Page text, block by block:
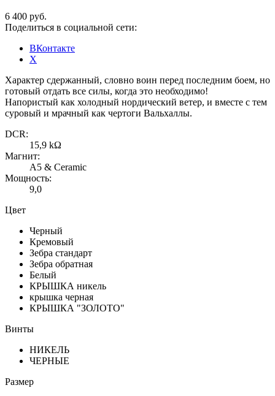
6 400 руб.
Поделиться в социальной сети:
ВКонтакте
X
Характер сдержанный, словно воин перед последним боем, но
готовый отдать все силы, когда это необходимо!
Напористый как холодный нордический ветер, и вместе с тем
суровый и мрачный как чертоги Вальхаллы.
DCR:
15,9 kΩ
Магнит:
A5 & Ceramic
Мощность:
9,0
Цвет
Черный
Кремовый
Зебра стандарт
Зебра обратная
Белый
КРЫШКА никель
крышка черная
КРЫШКА "ЗОЛОТО"
Винты
НИКЕЛЬ
ЧЕРНЫЕ
Размер